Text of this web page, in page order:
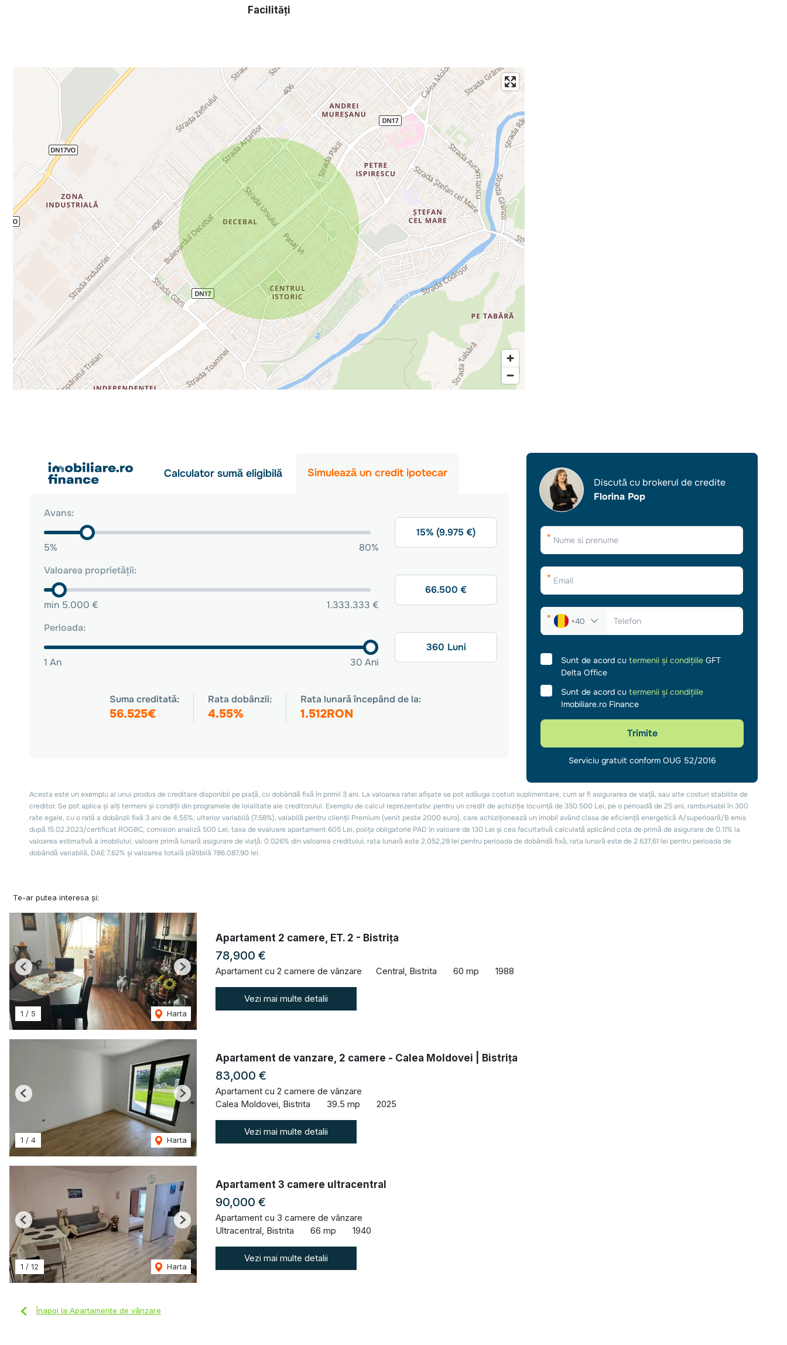
Facilități
Te-ar putea interesa și:
1 / 5 Harta
Previous Next
Apartament 2 camere, ET. 2 - Bistrița
78,900 €
Apartament cu 2 camere de vânzare Central, Bistrita 60 mp 1988
Vezi mai multe detalii
1 / 4 Harta
Previous Next
Apartament de vanzare, 2 camere - Calea Moldovei | Bistrița
83,000 €
Apartament cu 2 camere de vânzare
Calea Moldovei, Bistrita
39.5 mp 2025
Vezi mai multe detalii
1 / 12 Harta
Previous Next
Apartament 3 camere ultracentral
90,000 €
Apartament cu 3 camere de vânzare
Ultracentral, Bistrita
66 mp 1940
Vezi mai multe detalii
Înapoi la Apartamente de vânzare